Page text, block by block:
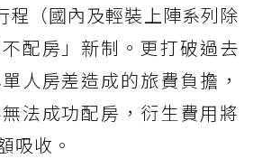
程（國內及輕裝上陣系列除
配房」新制。更打破過去
人房差造成的旅費負擔，
法成功配房，衍生費用將
吸收。